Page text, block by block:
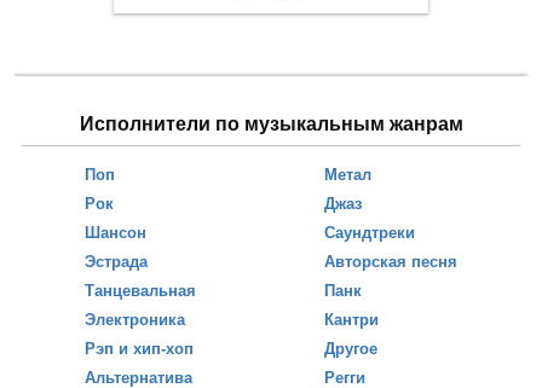
Исполнители по музыкальным жанрам
Поп
Рок
Шансон
Эстрада
Танцевальная
Электроника
Рэп и хип-хоп
Альтернатива
Метал
Джаз
Саундтреки
Авторская песня
Панк
Кантри
Другое
Регги